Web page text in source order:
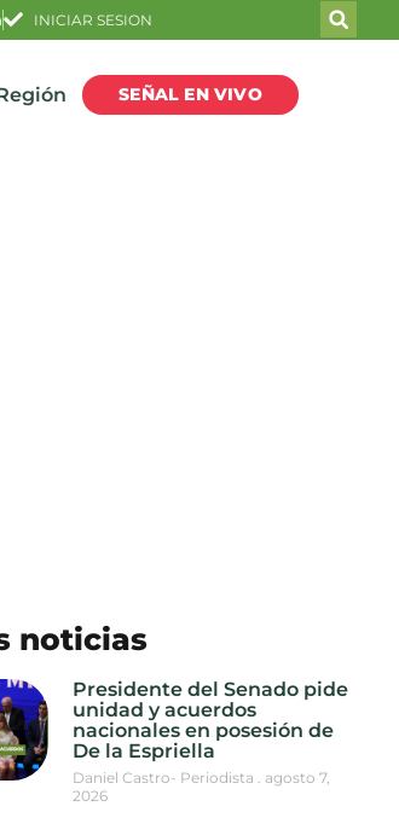
INICIAR SESION
SEÑAL EN VIVO
noticias
Presidente del Senado pide
unidad y acuerdos
nacionales en posesión de
De la Espriella
Daniel Castro- Periodista
agosto 7,
2026